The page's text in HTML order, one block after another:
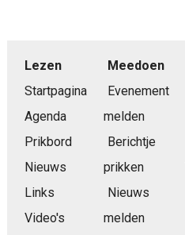
Lezen
Startpagina
Agenda
Prikbord
Nieuws
Links
Video's
Meedoen
Evenement
melden
Berichtje
prikken
Nieuws
melden